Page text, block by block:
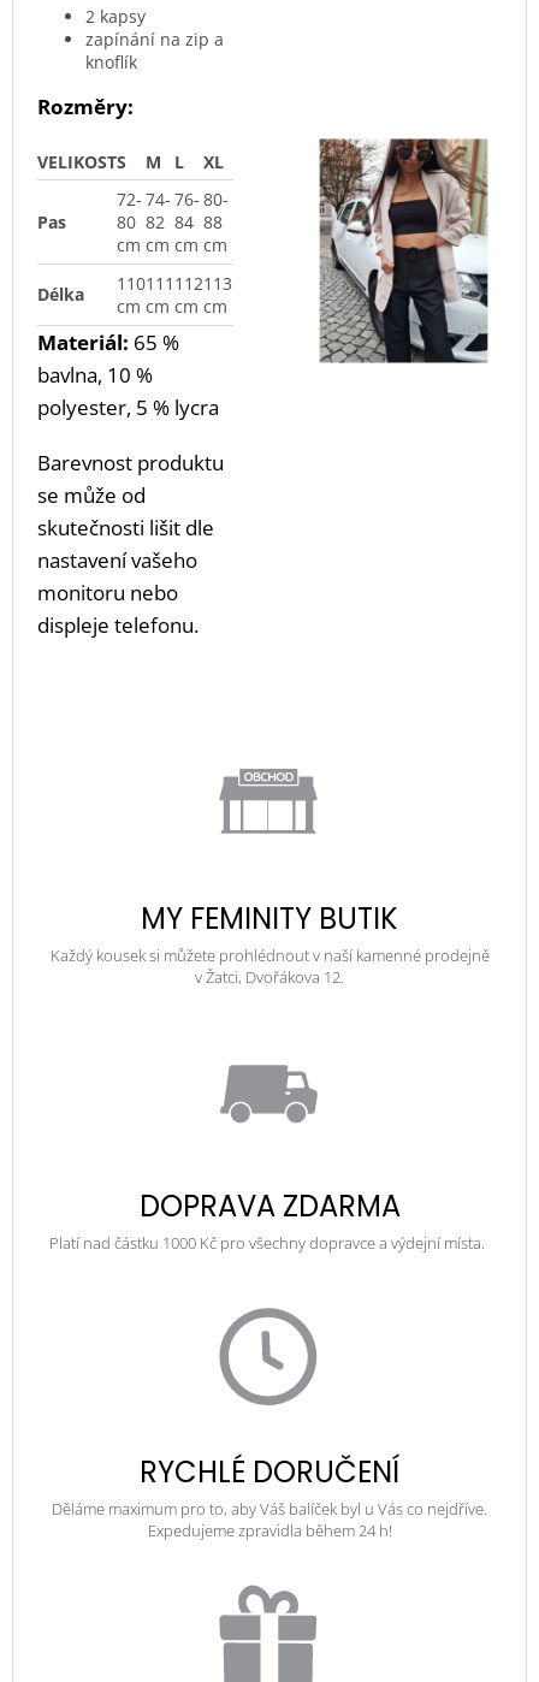
2 kapsy
zapínání na zip a
knoflík
Rozměry:
VELIKOSTS M L XL
Pas
72-
80
cm
74-
82
cm
76-
84
cm
80-
88
cm
Délka
110
cm
111
cm
112
cm
113
cm
Materiál: 65 %
bavlna, 10 %
polyester, 5 % lycra
Barevnost produktu
se může od
skutečnosti lišit dle
nastavení vašeho
monitoru nebo
displeje telefonu.
MY FEMINITY BUTIK
Každý kousek si můžete prohlédnout v naší kamenné prodejně
v Žatci, Dvořákova 12.
DOPRAVA ZDARMA
Platí nad částku 1000 Kč pro všechny dopravce a výdejní místa.
RYCHLÉ DORUČENÍ
Děláme maximum pro to, aby Váš balíček byl u Vás co nejdříve.
Expedujeme zpravidla během 24 h!